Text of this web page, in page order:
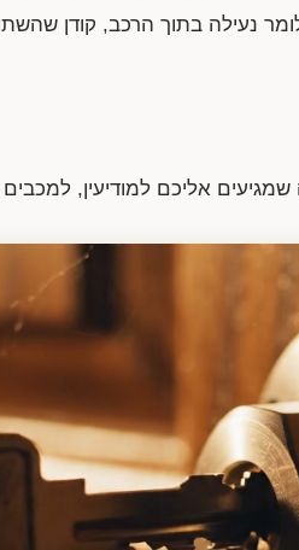
נעילה בתוך הרכב, קודן
אליכם למודיעין, למכבים